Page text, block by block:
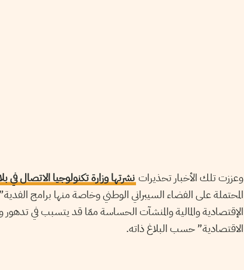
وعززت تلك الأخبار تحذيرات نشرتها وزارة تكنولوجيا الاتصال في
المحتملة على الفضاء السيبراني الوطني وخاصة منها برامج
الإقتصادية والمالية والمنشآت الحساسة ممّا قد يتسبب في
الاقتصادية” حسب البلاغ ذاته.